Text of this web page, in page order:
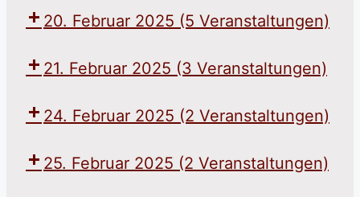
20. Februar 2025 (5 Veranstaltungen)
21. Februar 2025 (3 Veranstaltungen)
24. Februar 2025 (2 Veranstaltungen)
25. Februar 2025 (2 Veranstaltungen)